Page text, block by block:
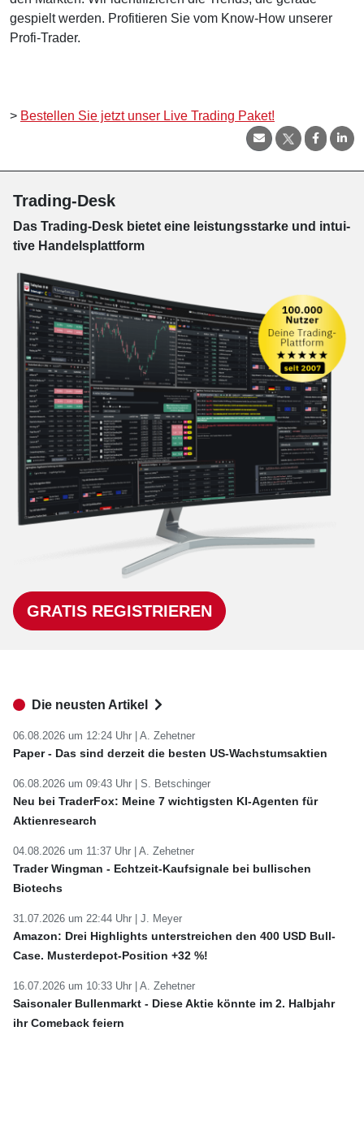
gespielt werden. Profitieren Sie vom Know-How unserer
Profi-Trader.
> Bestellen Sie jetzt unser Live Trading Paket!
Trading-Desk
Das Trading-Desk bie­tet eine leis­tungs­star­ke und in­tui­
tive Han­dels­platt­form
GRATIS REGISTRIEREN
Die neusten Artikel
06.08.2026 um 12:24 Uhr | A. Zehetner
Paper - Das sind derzeit die besten US-Wachstumsaktien
06.08.2026 um 09:43 Uhr | S. Betschinger
Neu bei TraderFox: Meine 7 wichtigsten KI-Agenten für
Aktienresearch
04.08.2026 um 11:37 Uhr | A. Zehetner
Trader Wingman - Echtzeit-Kaufsignale bei bullischen
Biotechs
31.07.2026 um 22:44 Uhr | J. Meyer
Amazon: Drei Highlights unterstreichen den 400 USD Bull-
Case. Musterdepot-Position +32 %!
16.07.2026 um 10:33 Uhr | A. Zehetner
Saisonaler Bullenmarkt - Diese Aktie könnte im 2. Halbjahr
ihr Comeback feiern